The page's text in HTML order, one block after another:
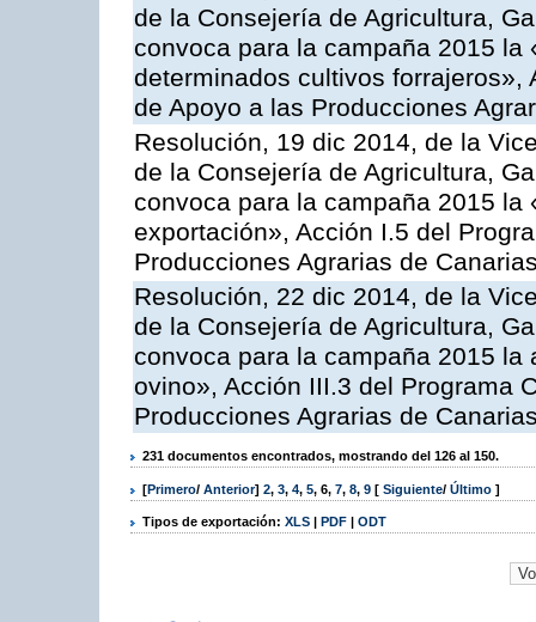
de la Consejería de Agricultura,
convoca para la campaña 2015 la
determinados cultivos forrajeros»,
de Apoyo a las Producciones
Resolución, 19 dic 2014, de la
de la Consejería de Agricultura,
convoca para la campaña 2015
exportación», Acción I.5 del
Producciones Agrarias de
Resolución, 22 dic 2014, de la
de la Consejería de Agricultura,
convoca para la campaña 2015
ovino», Acción III.3 del Programa
Producciones Agrarias de
231 documentos encontrados, mostrando del 126 al 150.
[Primero/ Anterior] 2, 3, 4, 5, 6, 7, 8, 9 [ Siguiente/ Último ]
Tipos de exportación: XLS | PDF | ODT